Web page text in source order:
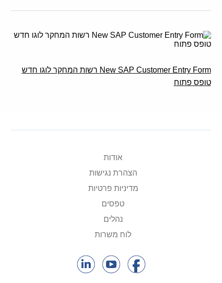
New SAP Customer Entry Form רשות המחקר לוגו חדש
טופס פתוח
אודות
הצהרת נגישות
מדיניות פרטיות
טפסים
נהלים
לוח משרות